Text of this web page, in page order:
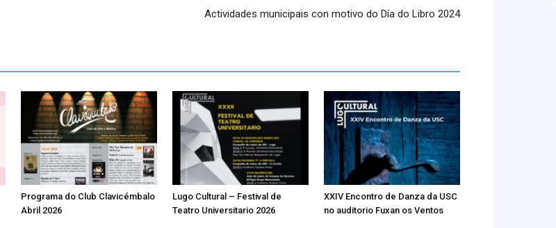
Actividades municipais con motivo do Día do Libro 2024
Programa do Club Clavicémbalo
Abril 2026
Lugo Cultural – Festival de
Teatro Universitario 2026
XXIV Encontro de Danza da USC
no auditorio Fuxan os Ventos